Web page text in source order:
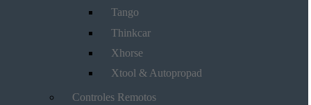
Tango
Thinkcar
Xhorse
Xtool & Autopropad
Controles Remotos